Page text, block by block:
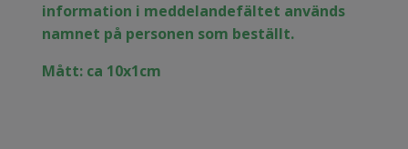
information i meddelandefältet används
namnet på personen som beställt.
Mått: ca 10x1cm